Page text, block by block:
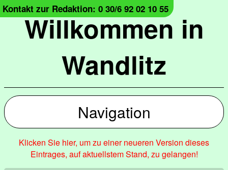
Willkommen in
Wandlitz
Kontakt zur Redaktion: 0 30/6 92 02 10 55
Navigation
Klicken Sie hier, um zu einer neueren Version dieses
Eintrages, auf aktuellstem Stand, zu gelangen!